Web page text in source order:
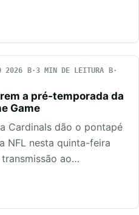
2026
3 MIN DE LEITURA
a pré-temporada da
Game
Cardinals dão o pontapé
NFL nesta quinta-feira
ao…